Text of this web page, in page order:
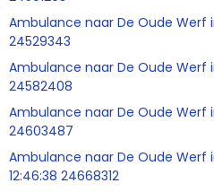
Ambulance naar De Oude Werf
24529343
Ambulance naar De Oude Werf
24582408
Ambulance naar De Oude Werf
24603487
Ambulance naar De Oude Werf
12:46:38 24668312